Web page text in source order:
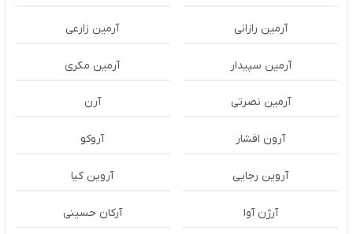
آرمین رازانی آرمین زارعی
آرمین سپیدار آرمین مکری
آرمین نصرتی آرن
آرون افشار آروکو
آروین رجایی آروین کیا
آرژن آوا آرکان حسینی